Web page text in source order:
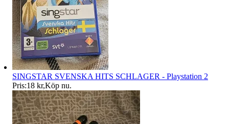
SINGSTAR SVENSKA HITS SCHLAGER - Playstation 2
Pris:18 kr,Köp nu.